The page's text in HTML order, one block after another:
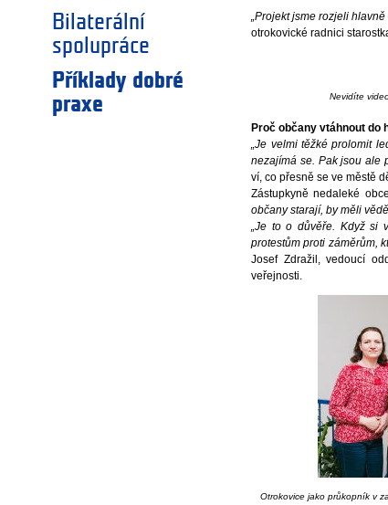
Bilaterální
spolupráce
Příklady dobré
praxe
„Projekt jsme rozjeli
otrokovické radnici
Nevidíte
Proč občany vtáhnout do
„Je velmi těžké prolomit
nezajímá se. Pak jsou ale
ví, co přesně se ve městě
Zástupkyně nedaleké
občany starají, by měli
„Je to o důvěře. Když si
protestům proti záměrům,
Josef Zdražil, vedoucí
veřejnosti.
Otrokovice jako průkopník v